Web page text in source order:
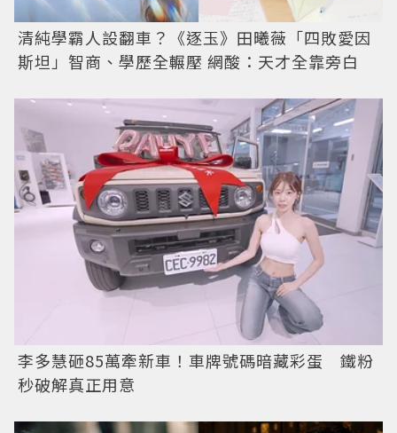
清純學霸人設翻車？《逐玉》田曦薇「四敗愛因
斯坦」智商、學歷全輾壓 網酸：天才全靠旁白
李多慧砸85萬牽新車！車牌號碼暗藏彩蛋 鐵粉
秒破解真正用意